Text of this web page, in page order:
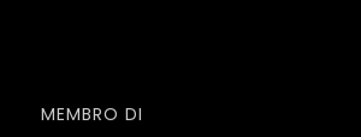
MEMBRO DI